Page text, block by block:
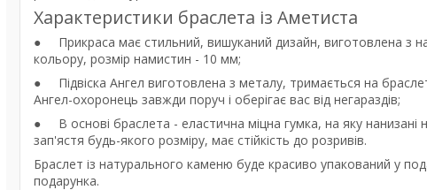
Характеристики браслета із Аметиста
● Прикраса має стильний, вишуканий дизайн, виготовлена з
кольору, розмір намистин - 10 мм;
● Підвіска Ангел виготовлена з металу, тримається на
Ангел-охоронець завжди поруч і оберігає вас від негараздів;
● В основі браслета - еластична міцна гумка, на яку
зап'ястя будь-якого розміру, має стійкість до розривів.
Браслет із натурального каменю буде красиво упакований у
подарунка.